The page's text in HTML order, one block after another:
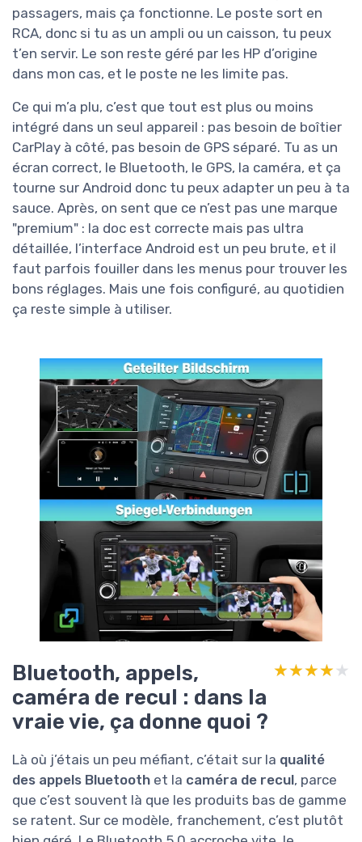
passagers, mais ça fonctionne. Le poste sort en
RCA, donc si tu as un ampli ou un caisson, tu peux
t’en servir. Le son reste géré par les HP d’origine
dans mon cas, et le poste ne les limite pas.
Ce qui m’a plu, c’est que tout est plus ou moins
intégré dans un seul appareil : pas besoin de boîtier
CarPlay à côté, pas besoin de GPS séparé. Tu as un
écran correct, le Bluetooth, le GPS, la caméra, et ça
tourne sur Android donc tu peux adapter un peu à ta
sauce. Après, on sent que ce n’est pas une marque
"premium" : la doc est correcte mais pas ultra
détaillée, l’interface Android est un peu brute, et il
faut parfois fouiller dans les menus pour trouver les
bons réglages. Mais une fois configuré, au quotidien
ça reste simple à utiliser.
Bluetooth, appels,
caméra de recul : dans la
vraie vie, ça donne quoi ?
★★★★★
★★★★★
Là où j’étais un peu méfiant, c’était sur la qualité
des appels Bluetooth et la caméra de recul, parce
que c’est souvent là que les produits bas de gamme
se ratent. Sur ce modèle, franchement, c’est plutôt